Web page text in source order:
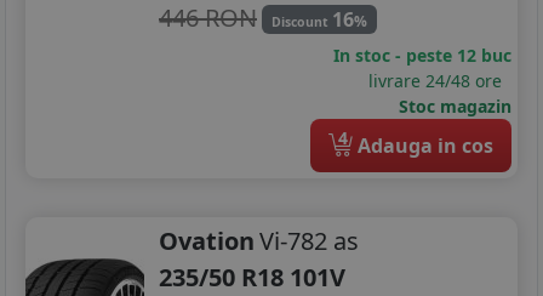
446 RON Discount 16%
In stoc - peste 12 buc
livrare 24/48 ore
Stoc magazin
4 Adauga in cos
OvationVi-782 as
235/50 R18 101V